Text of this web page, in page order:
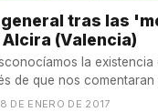
tras las
(Valencia)
la existencia
de que nos comentaran
DE ENERO DE 2017